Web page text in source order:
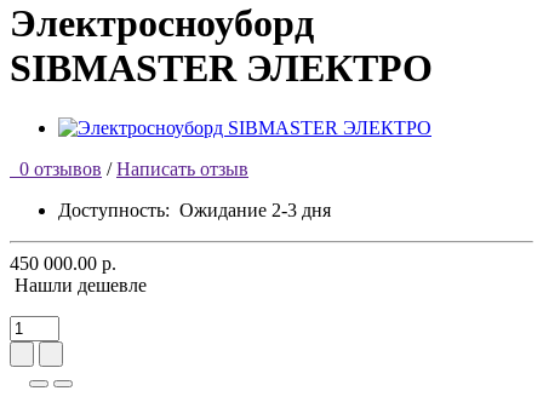
Электросноуборд
SIBMASTER ЭЛЕКТРО
0 отзывов / Написать отзыв
Доступность: Ожидание 2-3 дня
450 000.00 р.
Нашли дешевле